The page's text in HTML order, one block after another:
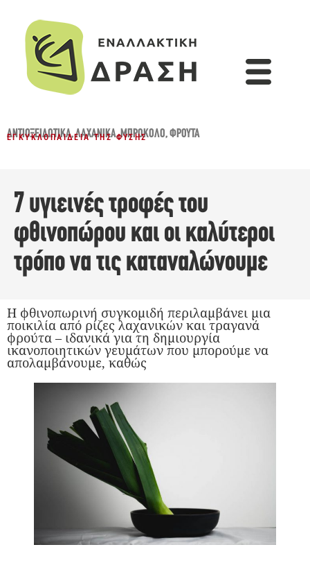
ΑΝΤΙΟΞΕΙΔΩΤΙΚΆ,ΛΑΧΑΝΙΚΆ,ΜΠΡΌΚΟΛΟ,ΦΡΟΎΤΑ
ΕΓΚΥΚΛΟΠΑΊΔΕΙΑ ΤΗΣ ΦΎΣΗΣ
7 υγιεινές τροφές του
φθινοπώρου και οι καλύτεροι
τρόπο να τις καταναλώνουμε
Η φθινοπωρινή συγκομιδή περιλαμβάνει μια
ποικιλία από ρίζες λαχανικών και τραγανά
φρούτα – ιδανικά για τη δημιουργία
ικανοποιητικών γευμάτων που μπορούμε να
απολαμβάνουμε, καθώς